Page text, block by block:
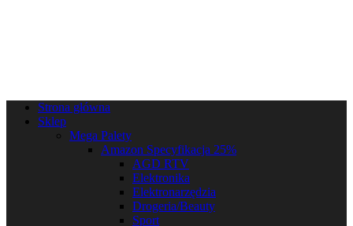
Strona główna
Sklep
Mega Palety
Amazon Specyfikacja 25%
AGD RTV
Elektronika
Elektronarzędzia
Drogeria/Beauty
Sport